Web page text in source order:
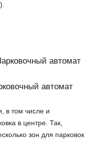
автомат
в том числе и
в центре. Так,
зон для парковок